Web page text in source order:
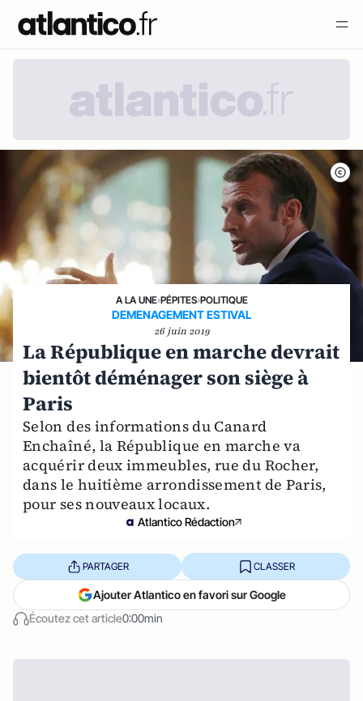
A LA UNE›PÉPITES›POLITIQUE
DEMENAGEMENT ESTIVAL
26 juin 2019
La République en marche devrait
bientôt déménager son siège à
Paris
Selon des informations du Canard
Enchaîné, la République en marche va
acquérir deux immeubles, rue du Rocher,
dans le huitième arrondissement de Paris,
pour ses nouveaux locaux.
Atlantico Rédaction
Écoutez cet article0:00min
PARTAGER CLASSER
Ajouter Atlantico en favori sur Google